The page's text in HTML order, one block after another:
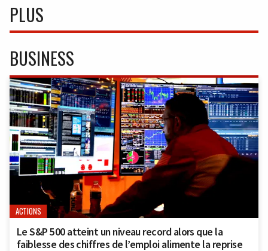
PLUS
BUSINESS
ACTIONS
Le S&P 500 atteint un niveau record alors que la
faiblesse des chiffres de l’emploi alimente la reprise